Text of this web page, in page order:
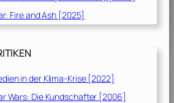
Fire and Ash [2025]
in der Klima-Krise [2022]
Wars: Die Kundschafter [2006]